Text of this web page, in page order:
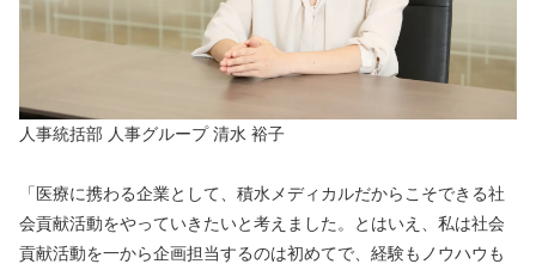
人事統括部 人事グループ 清水 裕子
「医療に携わる企業として、積水メディカルだからこそできる社
会貢献活動をやっていきたいと考えました。とはいえ、私は社会
貢献活動を一から企画担当するのは初めてで、経験もノウハウも